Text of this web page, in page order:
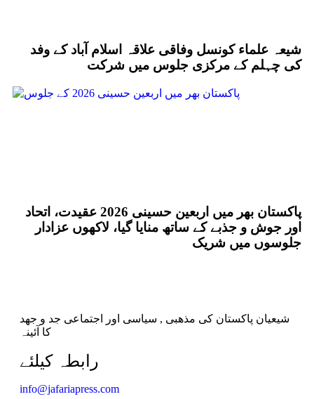
شیعہ علماء کونسل وفاقی علاقہ اسلام آباد کے وفد
کی چہلم کے مرکزی جلوس میں شرکت
پاکستان بھر میں اربعین حسینی 2026 عقیدت، اتحاد
اور جوش و جذبے کے ساتھ منایا گیا، لاکھوں عزادار
جلوسوں میں شریک
شیعیان پاکستان کی مذهبی , سیاسی اور اجتماعی جد و جهد
کا آئینہ
info@jafariapress.com​